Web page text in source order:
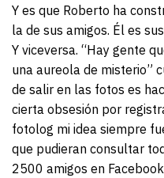
Y es que Roberto ha
la de sus amigos. Él es
Y viceversa. “Hay gente
una aureola de misterio”
de salir en las fotos es
cierta obsesión por
fotolog mi idea siempre
que pudieran consultar
2500 amigos en